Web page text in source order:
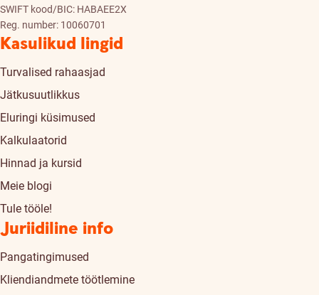
SWIFT kood/BIC: HABAEE2X
Reg. number: 10060701
Kasulikud lingid
Turvalised rahaasjad
Jätkusuutlikkus
Eluringi küsimused
Kalkulaatorid
Hinnad ja kursid
Meie blogi
Tule tööle!
Juriidiline info
Pangatingimused
Kliendiandmete töötlemine